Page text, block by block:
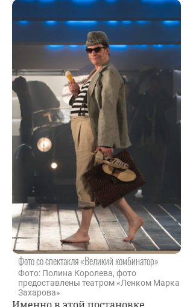
Фото со спектакля «Великий комбинатор»
Фото: Полина Королева, фото
предоставлены театром «Ленком Марка
Захарова»